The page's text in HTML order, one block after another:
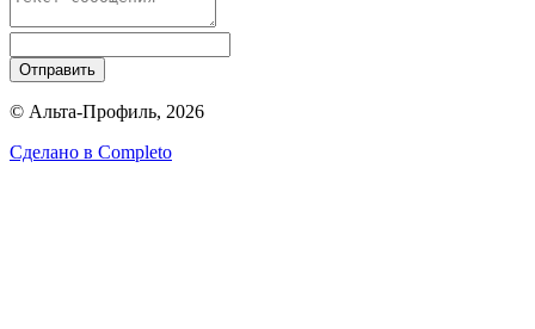
Отправить
© Альта-Профиль, 2026
Сделано в Completo